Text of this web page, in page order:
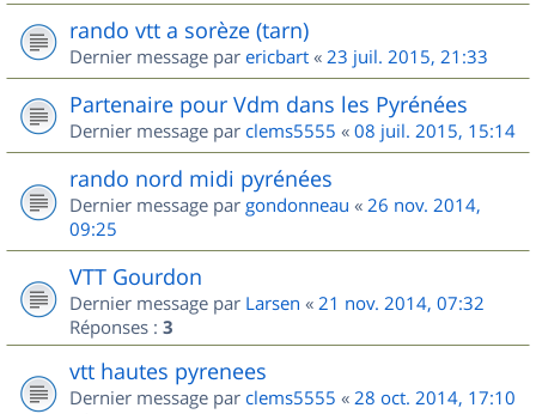
rando vtt a sorèze (tarn)
Dernier message par ericbart « 23 juil. 2015, 21:33
Partenaire pour Vdm dans les Pyrénées
Dernier message par clems5555 « 08 juil. 2015, 15:14
rando nord midi pyrénées
Dernier message par gondonneau « 26 nov. 2014,
09:25
VTT Gourdon
Dernier message par Larsen « 21 nov. 2014, 07:32
Réponses : 3
vtt hautes pyrenees
Dernier message par clems5555 « 28 oct. 2014, 17:10